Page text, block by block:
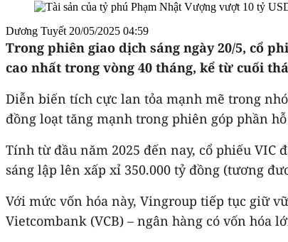
Dương Tuyết 20/05/2025 04:59
Trong phiên giao dịch sáng ngày 20/5, cổ
cao nhất trong vòng 40 tháng, kể từ cuối
Diễn biến tích cực lan tỏa mạnh mẽ trong
đồng loạt tăng mạnh trong phiên góp phần
Tính từ đầu năm 2025 đến nay, cổ phiếu VIC
sáng lập lên xấp xỉ 350.000 tỷ đồng (tương
Với mức vốn hóa này, Vingroup tiếp tục giữ
Vietcombank (VCB) – ngân hàng có vốn hóa